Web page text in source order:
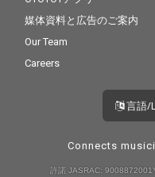
媒体資料と広告のご案内
Our Team
Careers
言語/
Connects
許諾 JASRAC: